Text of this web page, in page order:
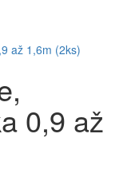
0,9 až